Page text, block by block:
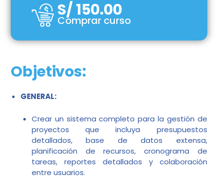
S/150.00
Comprar curso
Objetivos:
GENERAL:
Crear un sistema completo para la gestión de
proyectos que incluya presupuestos
detallados, base de datos extensa,
planificación de recursos, cronograma de
tareas, reportes detallados y colaboración
entre usuarios.